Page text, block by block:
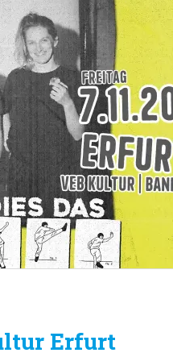
Erfurt